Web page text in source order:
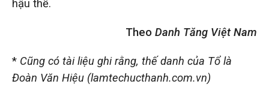
hậu thế.
Theo Danh Tăng Việt Nam
* Cũng có tài liệu ghi rằng, thế danh của Tổ là
Đoàn Văn Hiệu (lamtechucthanh.com.vn)